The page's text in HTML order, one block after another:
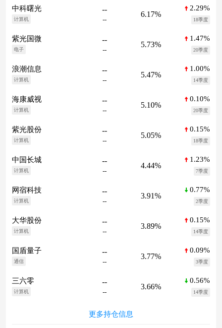
中科曙光
计算机
--
--
6.17%
2.29%
18季度
紫光国微
电子
--
--
5.73%
1.47%
20季度
浪潮信息
计算机
--
--
5.47%
1.00%
14季度
海康威视
计算机
--
--
5.10%
0.10%
20季度
紫光股份
计算机
--
--
5.05%
0.15%
18季度
中国长城
计算机
--
--
4.44%
1.23%
7季度
网宿科技
计算机
--
--
3.91%
0.77%
2季度
大华股份
计算机
--
--
3.89%
0.15%
14季度
国盾量子
通信
--
--
3.77%
0.09%
3季度
三六零
计算机
--
--
3.66%
0.56%
14季度
更多持仓信息